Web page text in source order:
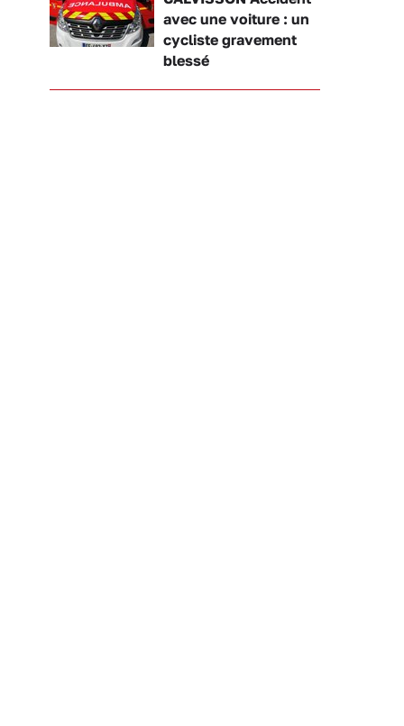
avec une voiture : un
cycliste gravement
blessé